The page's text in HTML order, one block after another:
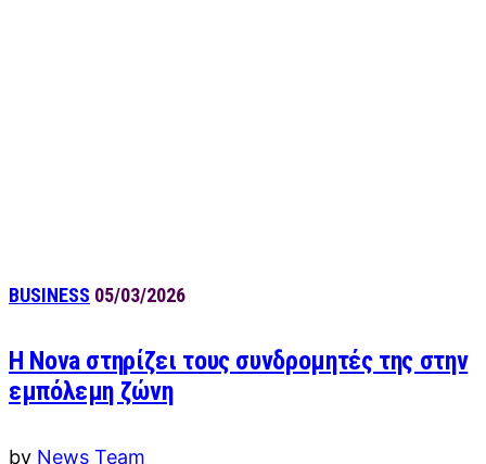
BUSINESS 05/03/2026
Η Nova στηρίζει τους συνδρομητές της στην
εμπόλεμη ζώνη
by News Team